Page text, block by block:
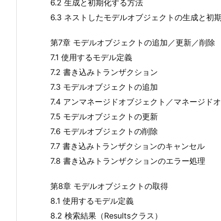
6.2 生成と初期化する方法
6.3 ネストしたモデルオブジェクトの生成と初
第7章 モデルオブジェクトの追加／更新／削除
7.1 使用するモデル定義
7.2 書き込みトランザクション
7.3 モデルオブジェクトの追加
7.4 アンマネージドオブジェクト／マネージド
7.5 モデルオブジェクトの更新
7.6 モデルオブジェクトの削除
7.7 書き込みトランザクションのキャンセル
7.8 書き込みトランザクションのエラー処理
第8章 モデルオブジェクトの取得
8.1 使用するモデル定義
8.2 検索結果（Resultsクラス）